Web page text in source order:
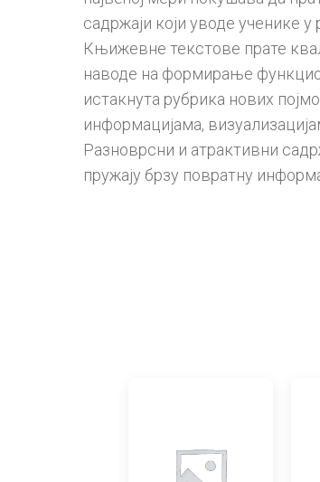
садржаји који уводе ученике
Књижевне текстове прате
наводе на формирање
истакнута рубрика нових
информацијама,
Разноврсни и атрактивни
пружају брзу повратну